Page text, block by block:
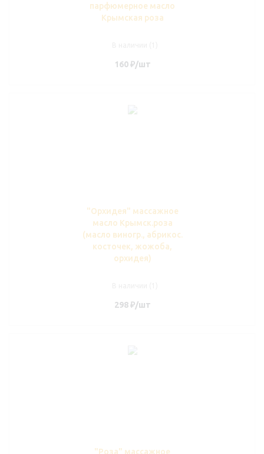
парфюмерное масло
Крымская роза
160₽/шт
"Орхидея" массажное
масло Крымск.роза
(масло виногр., абрикос.
косточек, жожоба,
орхидея)
298₽/шт
"Роза" массажное